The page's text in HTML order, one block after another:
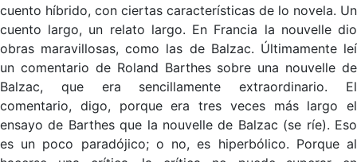
cuento híbrido, con ciertas características de lo novela. Un
cuento largo, un relato largo. En Francia la nouvelle dio
obras maravillosas, como las de Balzac. Últimamente leí
un comentario de Roland Barthes sobre una nouvelle de
Balzac, que era sencillamente extraordinario. El
comentario, digo, porque era tres veces más largo el
ensayo de Barthes que la nouvelle de Balzac (se ríe). Eso
es un poco paradójico; o no, es hiperbólico. Porque al